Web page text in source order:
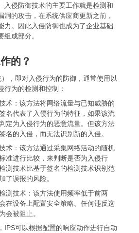
入侵防御技术的主要工作就是检测和
洞的攻击，在系统供应商更新之前，
力。因此入侵防御也成为了企业基础
组成部分。
的？
，即对入侵行为的防御，通常使用以
行为的检测和控制：
术：该方法将网络流量与已知威胁的
名代表了入侵行为的特征，如果该流
定为入侵行为的恶意流量。但该方法
名的入侵，而无法识别新的入侵。
术：该方法通过采集网络活动的随机
准进行比较，来判断是否为入侵行
测技术比基于签名的检测技术识别范
了误报的风险。
测技术：该方法使用频率低于前两
在设备上配置安全策略。任何违反这
会被阻止。
IPS可以根据配置的响应动作进行自动